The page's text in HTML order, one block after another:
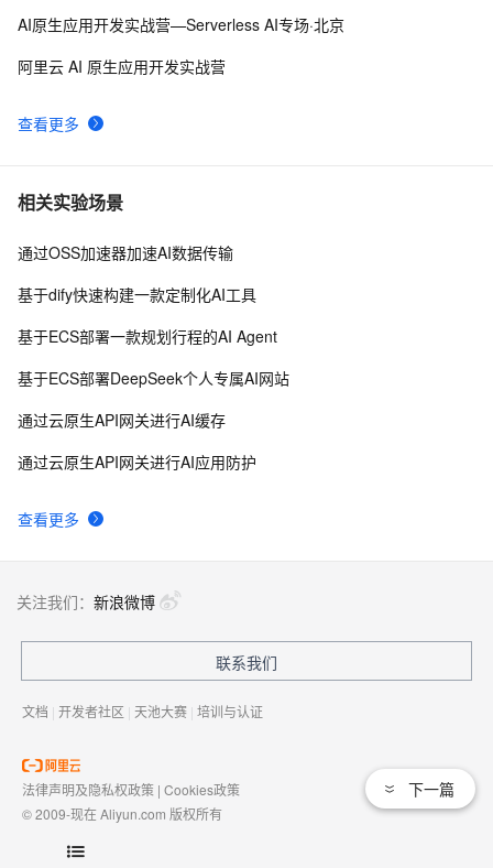
查看更多
AI原生应用开发实战营—Serverless AI专场·北京
阿里云 AI 原生应用开发实战营
相关实验场景
查看更多
通过OSS加速器加速AI数据传输
基于dify快速构建一款定制化AI工具
基于ECS部署一款规划行程的AI Agent
基于ECS部署DeepSeek个人专属AI网站
通过云原生API网关进行AI缓存
通过云原生API网关进行AI应用防护
下一篇
关注我们： 新浪微博
联系我们
文档 | 开发者社区 | 天池大赛 | 培训与认证
法律声明及隐私权政策 | Cookies政策
© 2009-现在 Aliyun.com 版权所有
域名注册服务机构许可：